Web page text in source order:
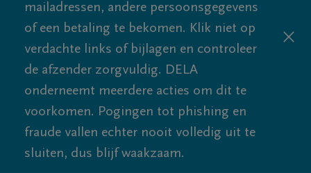
mailadressen, andere persoonsgegevens
of een betaling te bekomen. Klik niet op
verdachte links of bijlagen en controleer
de afzender zorgvuldig. DELA
onderneemt meerdere acties om dit te
voorkomen. Pogingen tot phishing en
fraude vallen echter nooit volledig uit te
sluiten, dus blijf waakzaam.